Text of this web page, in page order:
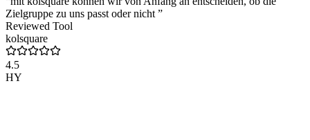
Zielgruppe zu uns passt oder nicht ”
Reviewed Tool
kolsquare
4.5
HY